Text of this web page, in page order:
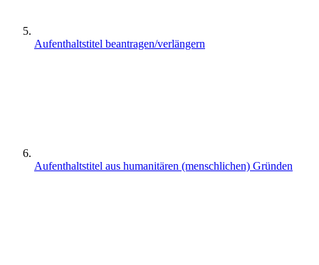
Aufenthaltstitel beantragen/verlängern
Aufenthaltstitel aus humanitären (menschlichen) Gründen